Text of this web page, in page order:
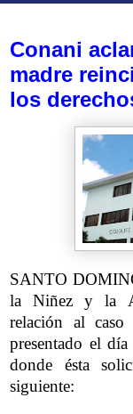
Conani
madre
los
SANTO
la Niñez y la
relación al caso
presentado el
donde ésta
siguiente: